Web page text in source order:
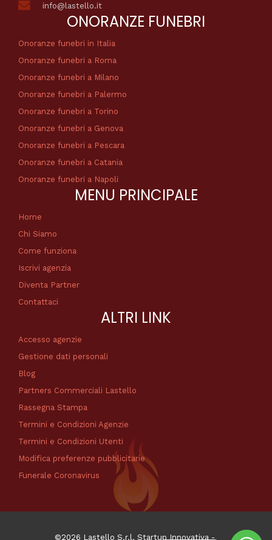
info@lastello.it
ONORANZE FUNEBRI
Onoranze funebri in Italia
Onoranze funebri a Roma
Onoranze funebri a Milano
Onoranze funebri a Palermo
Onoranze funebri a Torino
Onoranze funebri a Genova
Onoranze funebri a Pescara
Onoranze funebri a Catania
Onoranze funebri a Napoli
MENU PRINCIPALE
Home
Chi Siamo
Come funziona
Iscrivi agenzia
Diventa Partner
Contattaci
ALTRI LINK
Accesso agenzie
Gestione dati personali
Blog
Partners Commerciali Lastello
Rassegna Stampa
Termini e Condizioni Agenzie
Termini e Condizioni Utenti
Modifica preferenze pubblicitarie
Funerale Coronavirus
©2026 Lastello S.r.l. Startup Innovativa -